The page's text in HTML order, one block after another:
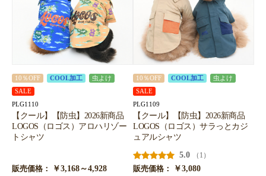
10％OFF COOL加工
虫よけ
SALE
PLG1110
【クール】【防虫】2026新商品
LOGOS（ロゴス）アロハリゾー
トシャツ
販売価格： ￥3,168～4,928
10％OFF COOL加工
虫よけ
SALE
PLG1109
【クール】【防虫】2026新商品
LOGOS（ロゴス）サラっとカジ
ュアルシャツ
5.0
（1）
販売価格：
￥3,080